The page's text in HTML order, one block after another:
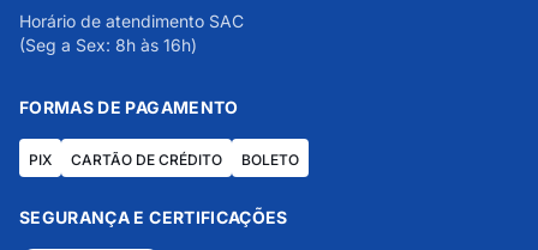
Horário de atendimento SAC
(Seg a Sex: 8h às 16h)
FORMAS DE PAGAMENTO
PIX CARTÃO DE CRÉDITO BOLETO
SEGURANÇA E CERTIFICAÇÕES